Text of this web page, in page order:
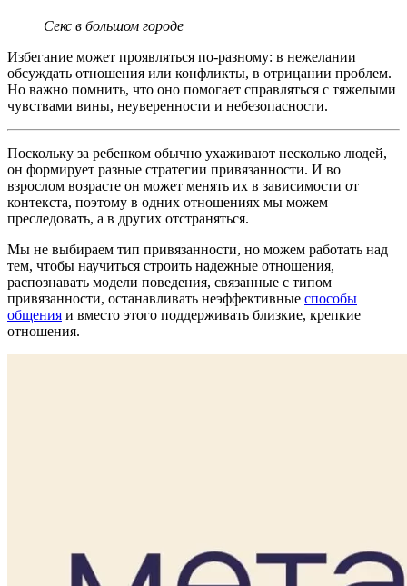
Секс в большом городе
Избегание может проявляться по-разному: в нежелании
обсуждать отношения или конфликты, в отрицании проблем.
Но важно помнить, что оно помогает справляться с тяжелыми
чувствами вины, неуверенности и небезопасности.
Поскольку за ребенком обычно ухаживают несколько людей,
он формирует разные стратегии привязанности. И во
взрослом возрасте он может менять их в зависимости от
контекста, поэтому в одних отношениях мы можем
преследовать, а в других отстраняться.
Мы не выбираем тип привязанности, но можем работать над
тем, чтобы научиться строить надежные отношения,
распознавать модели поведения, связанные с типом
привязанности, останавливать неэффективные способы
общения и вместо этого поддерживать близкие, крепкие
отношения.